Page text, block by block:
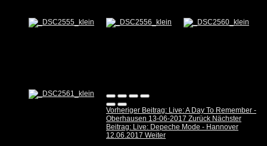
Vorheriger Beitrag: Live: A Day To Remember -
Oberhausen 13-06-2017 Zurück Nächster
Beitrag: Live: Depeche Mode - Hannover
12.06.2017 Weiter